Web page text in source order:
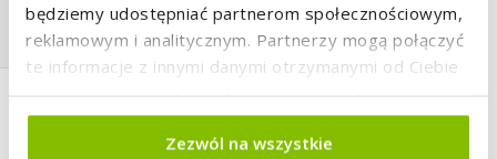
będziemy udostępniać partnerom społecznościowym,
reklamowym i analitycznym. Partnerzy mogą połączyć
te informacje z innymi danymi otrzymanymi od Ciebie
Szczegółowe informacje o tym kim jesteśmy, jak
Zezwól na wszystkie
ZGŁOŚ
SZKODĘ
AGENCI /
PLACÓWKI
PROAMA